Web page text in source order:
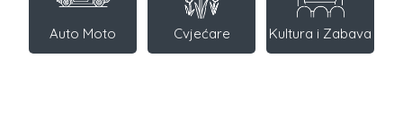
Auto Moto Cvjećare Kultura i Zabava